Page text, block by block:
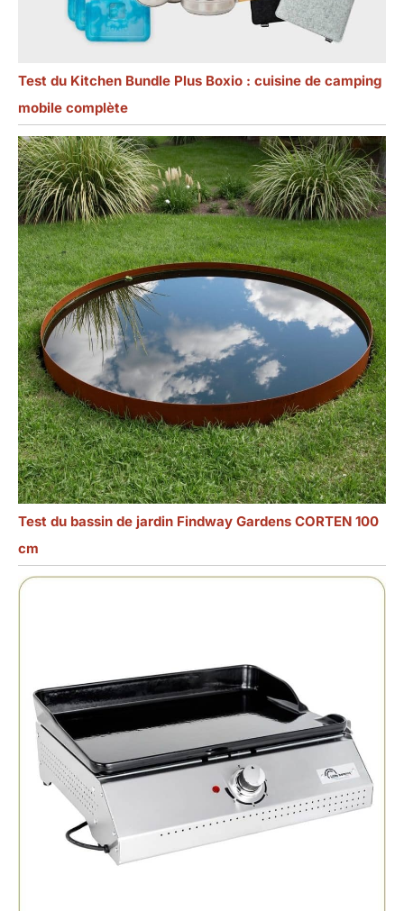
Test du Kitchen Bundle Plus Boxio : cuisine de camping
mobile complète
Test du bassin de jardin Findway Gardens CORTEN 100
cm